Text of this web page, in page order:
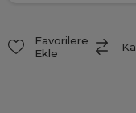
Favorilere
Ekle